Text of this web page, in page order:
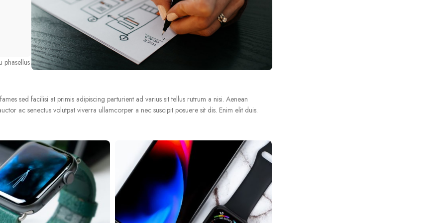
phasellus
sed facilisi at primis adipiscing parturient ad varius sit tellus rutrum a nisi. Aenean
ac senectus volutpat viverra ullamcorper a nec suscipit posuere sit dis. Enim elit duis.